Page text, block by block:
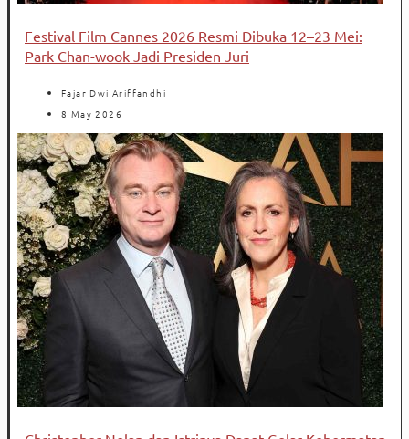
Festival Film Cannes 2026 Resmi Dibuka 12–23 Mei:
Park Chan-wook Jadi Presiden Juri
Fajar Dwi Ariffandhi
8 May 2026